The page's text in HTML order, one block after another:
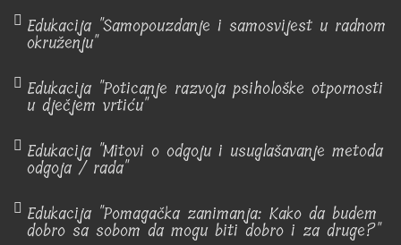
Edukacija "Samopouzdanje i samosvijest u radnom
okruženju"
Edukacija "Poticanje razvoja psihološke otpornosti
u dječjem vrtiću"
Edukacija "Mitovi o odgoju i usuglašavanje metoda
odgoja / rada"
Edukacija "Pomagačka zanimanja: Kako da budem
dobro sa sobom da mogu biti dobro i za druge?"